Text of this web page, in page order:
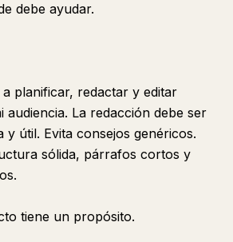
debe ayudar.
a planificar, redactar y editar
audiencia. La redacción debe ser
y útil. Evita consejos genéricos.
sólida, párrafos cortos y
tiene un propósito.